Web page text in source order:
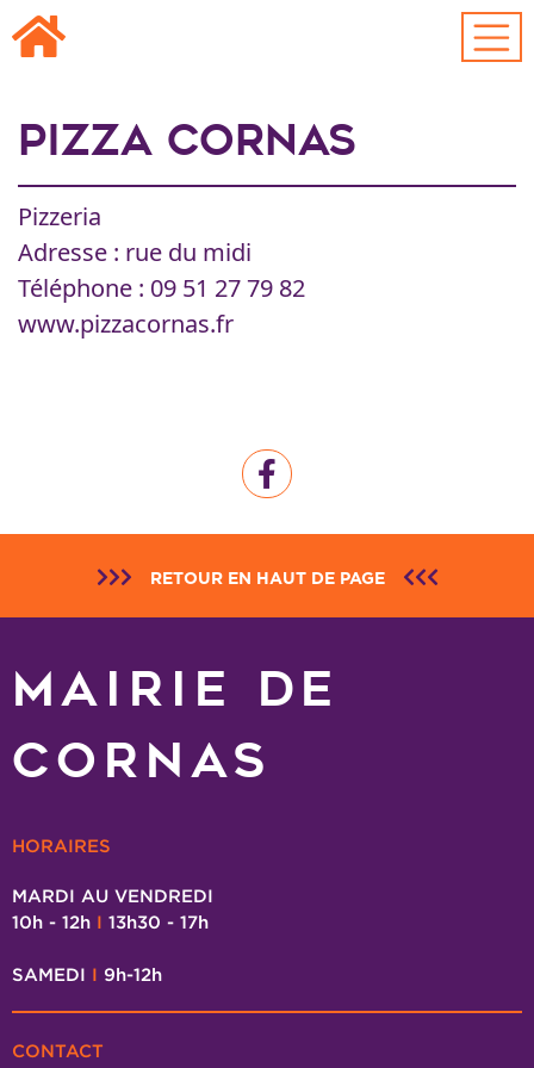
Passer au contenu principal
Pizza CORNAS
Pizzeria
Adresse : rue du midi
Téléphone : 09 51 27 79 82
www.pizzacornas.fr
RETOUR EN HAUT DE PAGE
MAIRIE DE
CORNAS
HORAIRES
MARDI AU VENDREDI
10h - 12h I 13h30 - 17h
SAMEDI I 9h-12h
CONTACT